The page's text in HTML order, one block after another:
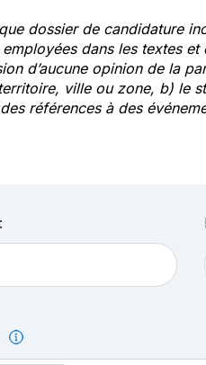
dossier de candidature
dans les textes
d’aucune opinion de la
ville ou zone, b) le
références à des